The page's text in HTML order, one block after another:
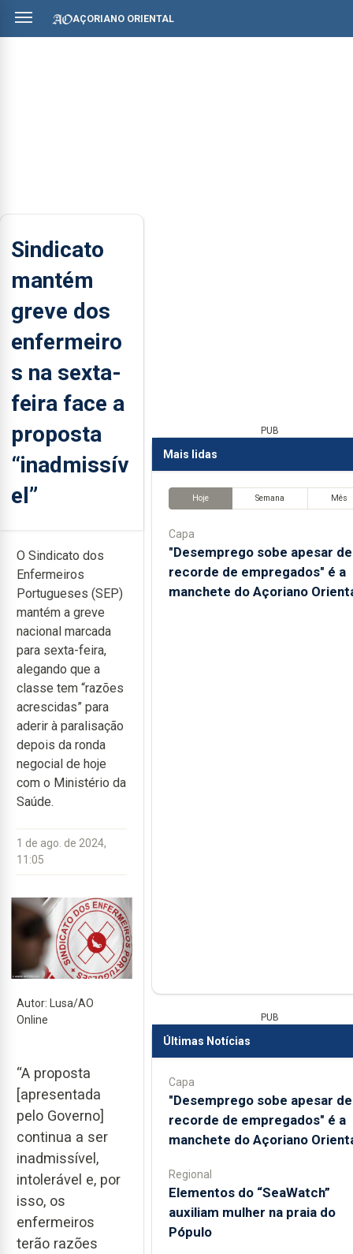
AÇORIANO ORIENTAL
Sindicato
mantém
greve dos
enfermeiro
s na sexta-
feira face a
proposta
“inadmissív
el”
O Sindicato dos
Enfermeiros
Portugueses (SEP)
mantém a greve
nacional marcada
para sexta-feira,
alegando que a
classe tem “razões
acrescidas” para
aderir à paralisação
depois da ronda
negocial de hoje
com o Ministério da
Saúde.
1 de ago. de 2024,
11:05
Autor: Lusa/AO
Online
“A proposta
[apresentada
pelo Governo]
continua a ser
inadmissível,
intolerável e, por
isso, os
enfermeiros
terão razões
PUB
Mais lidas
Hoje Semana Mês
Capa
"Desemprego sobe apesar de
recorde de empregados" é a
manchete do Açoriano
PUB
Últimas Notícias
Capa
"Desemprego sobe apesar de
recorde de empregados" é a
manchete do Açoriano
Regional
​Elementos do “SeaWatch”
auxiliam mulher na praia do
Pópulo